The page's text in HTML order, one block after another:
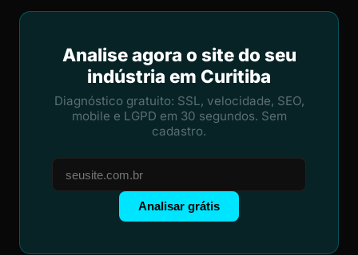
Analise agora o site do seu
indústria em Curitiba
Diagnóstico gratuito: SSL, velocidade, SEO,
mobile e LGPD em 30 segundos. Sem
cadastro.
Analisar grátis